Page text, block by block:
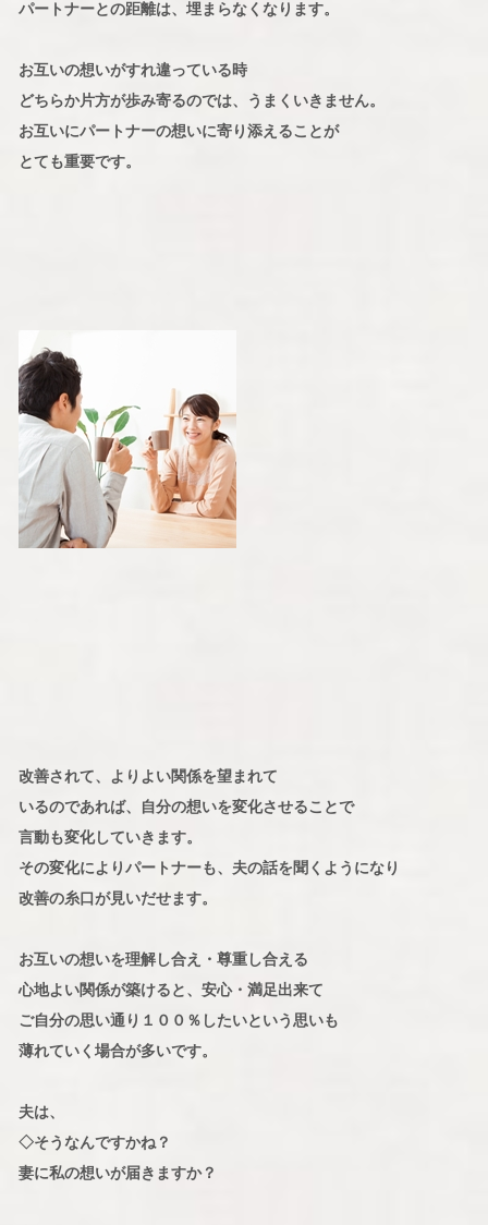
パートナーとの距離は、埋まらなくなります。
お互いの想いがすれ違っている時
どちらか片方が歩み寄るのでは、うまくいきません。
お互いにパートナーの想いに寄り添えることが
とても重要です。
改善されて、よりよい関係を望まれて
いるのであれば、自分の想いを変化させることで
言動も変化していきます。
その変化によりパートナーも、夫の話を聞くようになり
改善の糸口が見いだせます。
お互いの想いを理解し合え・尊重し合える
心地よい関係が築けると、安心・満足出来て
ご自分の思い通り１００％したいという思いも
薄れていく場合が多いです。
夫は、
◇そうなんですかね？
妻に私の想いが届きますか？